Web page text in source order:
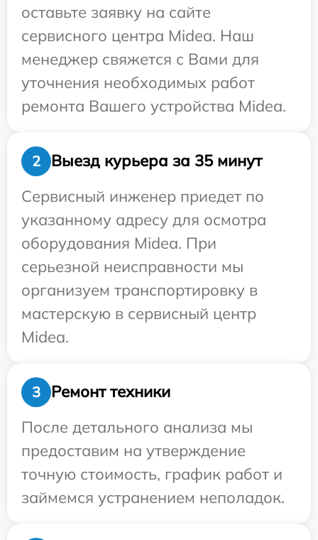
оставьте заявку на сайте
сервисного центра Midea. Наш
менеджер свяжется с Вами для
уточнения необходимых работ
ремонта Вашего устройства Midea.
2
Выезд курьера за 35 минут
Сервисный инженер приедет по
указанному адресу для осмотра
оборудования Midea. При
серьезной неисправности мы
организуем транспортировку в
мастерскую в сервисный центр
Midea.
3
Ремонт техники
После детального анализа мы
предоставим на утверждение
точную стоимость, график работ и
займемся устранением неполадок.